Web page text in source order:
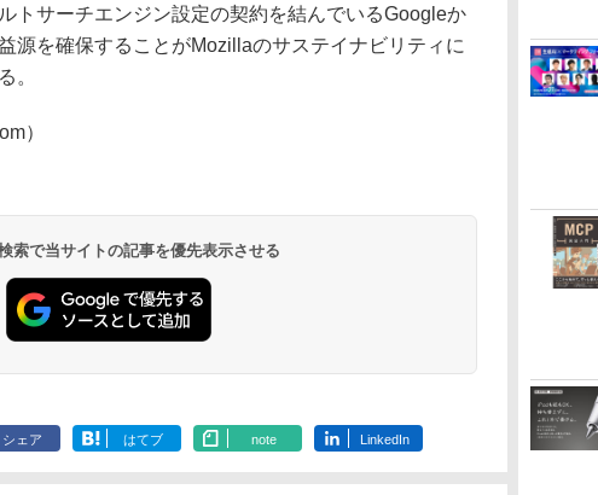
トサーチエンジン設定の契約を結んでいるGoogleか
源を確保することがMozillaのサステイナビリティに
。
）
索で当サイトの記事を優先表示させる
シェア はてブ note LinkedIn